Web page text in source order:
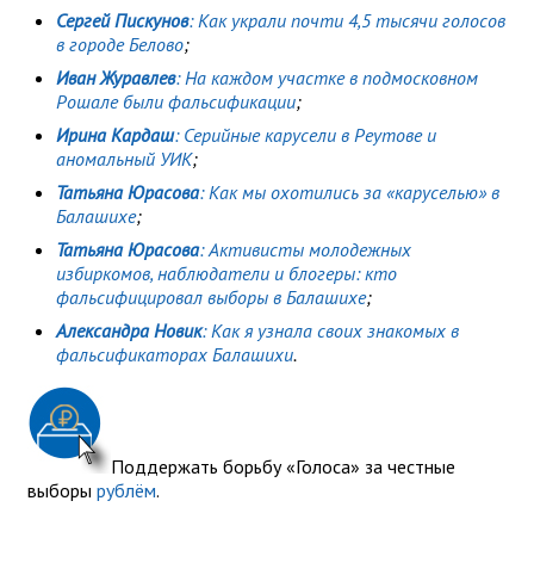
Сергей Пискунов: Как украли почти 4,5 тысячи голосов
в городе Белово;
Иван Журавлев: На каждом участке в подмосковном
Рошале были фальсификации;
Ирина Кардаш: Серийные карусели в Реутове и
аномальный УИК;
Татьяна Юрасова: Как мы охотились за «каруселью» в
Балашихе;
Татьяна Юрасова: Активисты молодежных
избиркомов, наблюдатели и блогеры: кто
фальсифицировал выборы в Балашихе;
Александра Новик: Как я узнала своих знакомых в
фальсификаторах Балашихи.
Поддержать борьбу «Голоса» за честные
выборы рублём.